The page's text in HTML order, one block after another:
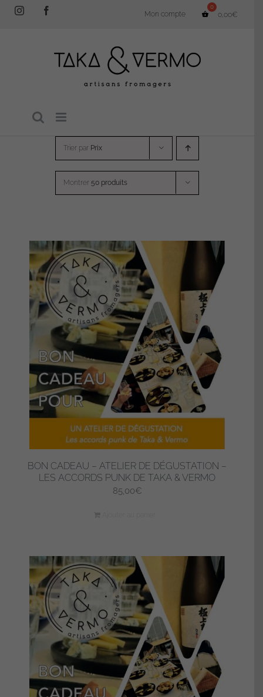
PasserInstagram Mon compte 0,00€
Trier par Prix
Montrer 50 produits
BON CADEAU – ATELIER DE DÉGUSTATION –
LES ACCORDS PUNK DE TAKA & VERMO
85,00€